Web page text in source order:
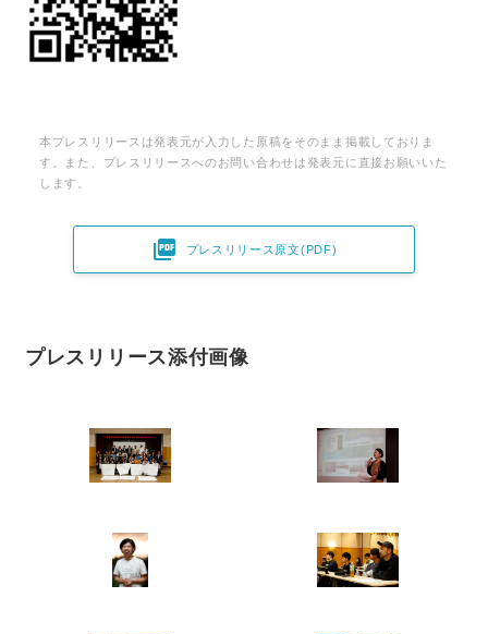
本プレスリリースは発表元が入力した原稿をそのまま掲載しておりま
す。また、プレスリリースへのお問い合わせは発表元に直接お願いいた
します。
 プレスリリース原文(PDF)
プレスリリース添付画像